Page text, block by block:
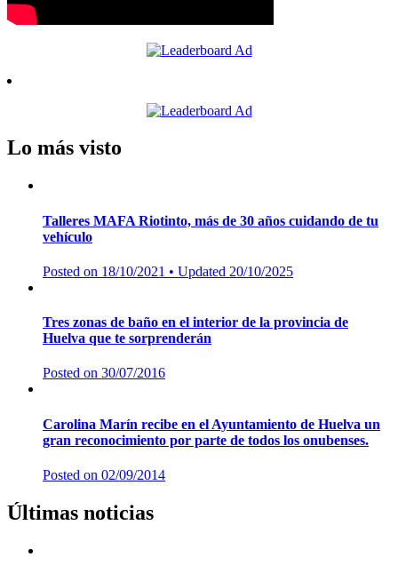
Lo más visto
Talleres MAFA Riotinto, más de 30 años cuidando de tu
vehículo
Posted on 18/10/2021 • Updated 20/10/2025
Tres zonas de baño en el interior de la provincia de
Huelva que te sorprenderán
Posted on 30/07/2016
Carolina Marín recibe en el Ayuntamiento de Huelva un
gran reconocimiento por parte de todos los onubenses.
Posted on 02/09/2014
Últimas noticias